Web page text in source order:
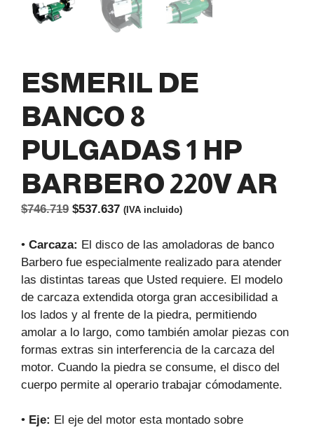
ESMERIL DE
BANCO 8
PULGADAS 1 HP
BARBERO 220V AR
$746.719 El
original
era:
$746.719.
$537.637El
actual
es:
$537.637.
(IVA incluido)
• Carcaza: El disco de las amoladoras de banco
Barbero fue especialmente realizado para atender
las distintas tareas que Usted requiere. El modelo
de carcaza extendida otorga gran accesibilidad a
los lados y al frente de la piedra, permitiendo
amolar a lo largo, como también amolar piezas con
formas extras sin interferencia de la carcaza del
motor. Cuando la piedra se consume, el disco del
cuerpo permite al operario trabajar cómodamente.
• Eje: El eje del motor esta montado sobre